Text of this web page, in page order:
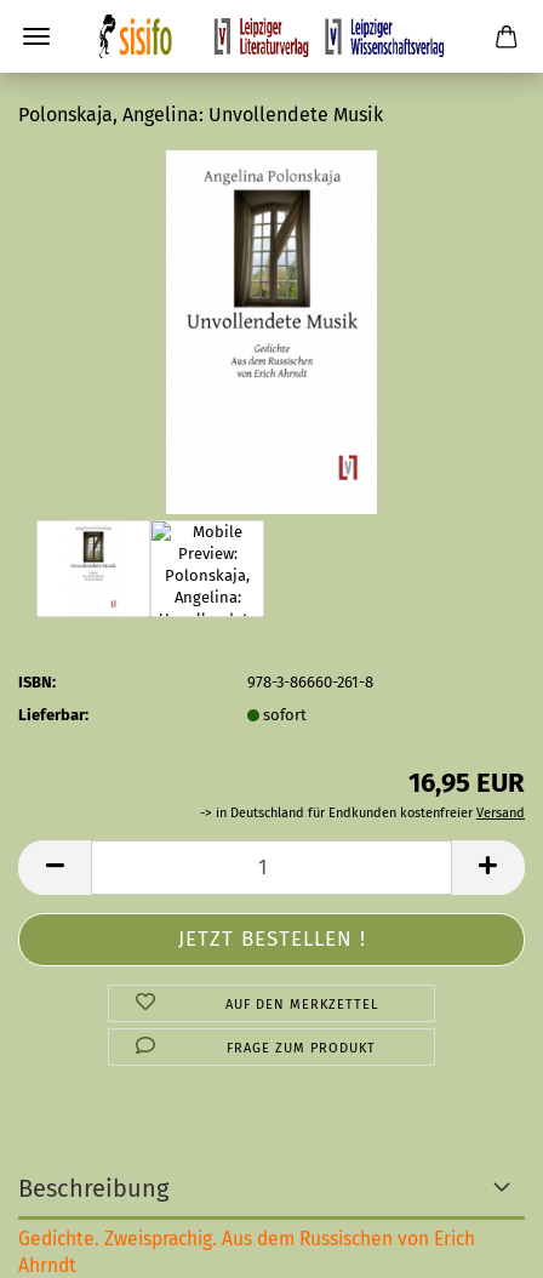
Polonskaja, Angelina: Unvollendete Musik
ISBN:
978-3-86660-261-8
Lieferbar:
sofort
16,95 EUR
-> in Deutschland für Endkunden kostenfreier Versand
AUF DEN MERKZETTEL
FRAGE ZUM PRODUKT
Beschreibung
Gedichte. Zweisprachig. Aus dem Russischen von Erich
Ahrndt